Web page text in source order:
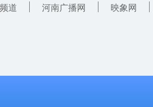
道
河南广播网 映象网